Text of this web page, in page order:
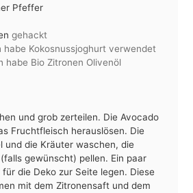
Pfeffer
gehackt
habe Kokosnussjoghurt verwendet
habe Bio Zitronen Olivenöl
und grob zerteilen. Die Avocado
Fruchtfleisch herauslösen. Die
und die Kräuter waschen, die
gewünscht) pellen. Ein paar
die Deko zur Seite legen. Diese
mit dem Zitronensaft und dem